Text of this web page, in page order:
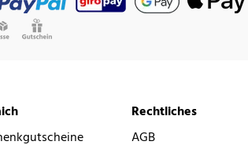
Rechtliches
AGB